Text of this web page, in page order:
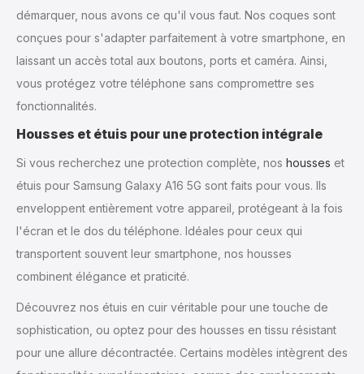
démarquer, nous avons ce qu'il vous faut. Nos coques sont
conçues pour s'adapter parfaitement à votre smartphone, en
laissant un accès total aux boutons, ports et caméra. Ainsi,
vous protégez votre téléphone sans compromettre ses
fonctionnalités.
Housses et étuis pour une protection intégrale
Si vous recherchez une protection complète, nos housses et
étuis pour Samsung Galaxy A16 5G sont faits pour vous. Ils
enveloppent entièrement votre appareil, protégeant à la fois
l'écran et le dos du téléphone. Idéales pour ceux qui
transportent souvent leur smartphone, nos housses
combinent élégance et praticité.
Découvrez nos étuis en cuir véritable pour une touche de
sophistication, ou optez pour des housses en tissu résistant
pour une allure décontractée. Certains modèles intègrent des